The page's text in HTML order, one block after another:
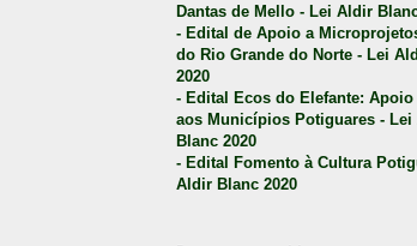
Dantas de Mello - Lei Aldir
- Edital de Apoio a
do Rio Grande do Norte - Lei
2020
- Edital Ecos do Elefante: Apoio
aos Municípios Potiguares -
Blanc 2020
- Edital Fomento à Cultura
Aldir Blanc 2020